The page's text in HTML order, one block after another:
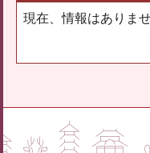
現在、情報はありませ